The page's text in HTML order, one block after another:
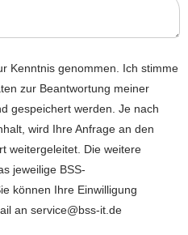
Kenntnis genommen. Ich stimme
zur Beantwortung meiner
gespeichert werden. Je nach
wird Ihre Anfrage an den
weitergeleitet. Die weitere
jeweilige BSS-
können Ihre Einwilligung
an service@bss-it.de